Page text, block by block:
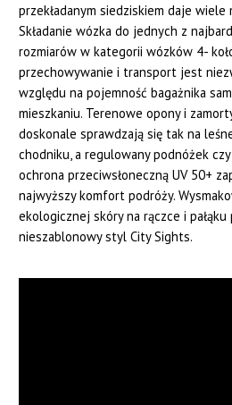
przekładanym siedziskiem daje
Składanie wózka do jednych z
rozmiarów w kategorii wózków 4-
przechowywanie i transport jest
względu na pojemność bagażnika
mieszkaniu. Terenowe opony i
doskonale sprawdzają się tak na
chodniku, a regulowany podnóżek
ochrona przeciwsłoneczną UV 50+
najwyższy komfort podróży.
ekologicznej skóry na rączce i pałąku
nieszablonowy styl City Sights.